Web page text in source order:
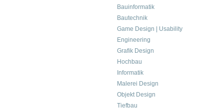
Bauinformatik
Bautechnik
Game Design | Usability
Engineering
Grafik Design
Hochbau
Informatik
Malerei Design
Objekt Design
Tiefbau